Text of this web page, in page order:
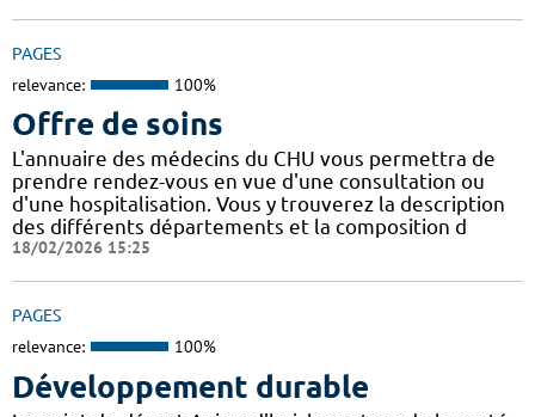
PAGES
relevance: 100%
Offre de soins
L'annuaire des médecins du CHU vous permettra de
prendre rendez-vous en vue d'une consultation ou
d'une hospitalisation. Vous y trouverez la description
des différents départements et la composition d
18/02/2026 15:25
PAGES
relevance: 100%
Développement durable